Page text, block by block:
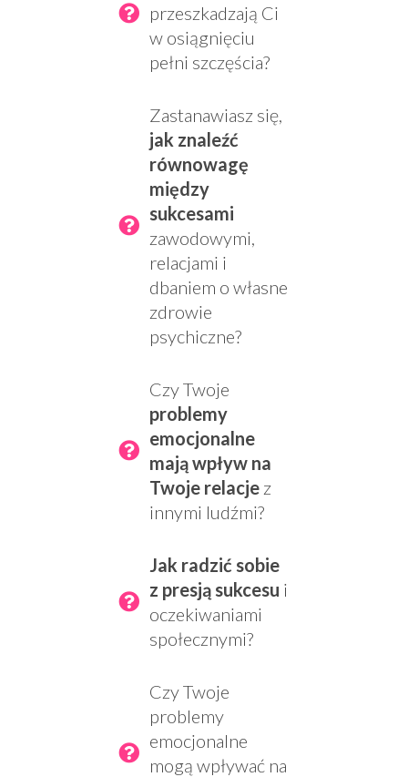
przeszkadzają Ci
w osiągnięciu
pełni szczęścia?
Zastanawiasz się,
jak znaleźć
równowagę
między
sukcesami
zawodowymi,
relacjami i
dbaniem o własne
zdrowie
psychiczne?
Czy Twoje
problemy
emocjonalne
mają wpływ na
Twoje relacjez
innymi ludźmi?
Jak radzić sobie
z presją sukcesu i
oczekiwaniami
społecznymi?
Czy Twoje
problemy
emocjonalne
mogą wpływać na